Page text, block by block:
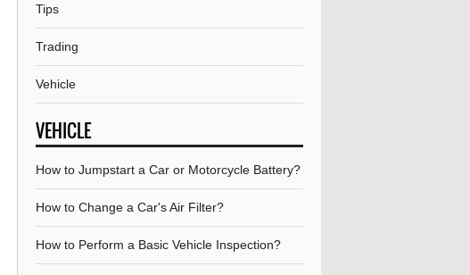
Tips
Trading
Vehicle
VEHICLE
How to Jumpstart a Car or Motorcycle Battery?
How to Change a Car's Air Filter?
How to Perform a Basic Vehicle Inspection?